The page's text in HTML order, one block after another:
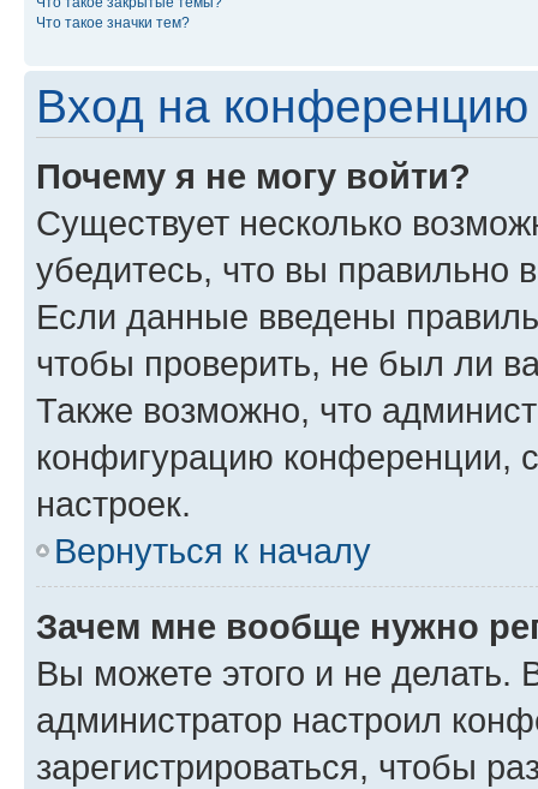
Что такое значки тем?
Вход на конференцию
Почему я не могу войти?
Существует несколько
убедитесь, что вы правильно
Если данные введены
чтобы проверить, не был ли
Также возможно, что
конфигурацию конференции,
настроек.
Вернуться к началу
Зачем мне вообще нужно
Вы можете этого и не делать.
администратор настроил
зарегистрироваться, чтобы